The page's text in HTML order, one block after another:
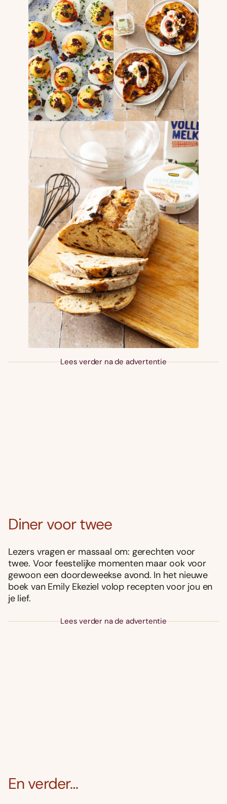
Lees verder na de advertentie
Diner voor twee
Lezers vragen er massaal om: gerechten voor
twee. Voor feestelijke momenten maar ook voor
gewoon een doordeweekse avond. In het nieuwe
boek van Emily Ekeziel volop recepten voor jou en
je lief.
Lees verder na de advertentie
En verder…